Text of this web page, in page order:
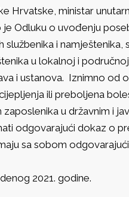
Hrvatske, ministar
je Odluku o uvođenju
službenika i namještenika,
u lokalnoj i
i ustanova. Iznimno od
ili preboljena
u državnim i
odgovarajući dokaz o
sa sobom
2021. godine.